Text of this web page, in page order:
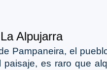
Alpujarra
Pampaneira, el
es raro que